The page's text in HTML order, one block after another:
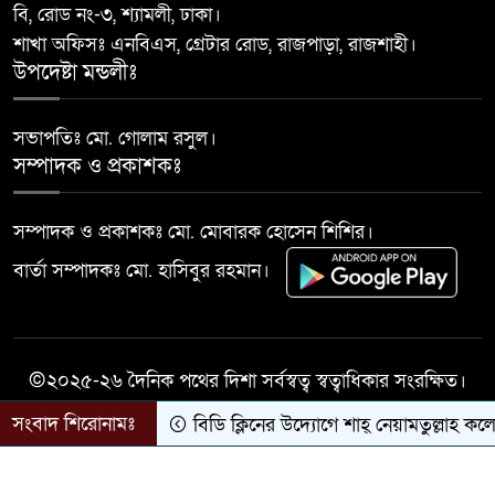
বাঘায় পুলিশ পরিচয়ে চাঁদাবাজির
অভিযোগে ২ ভুয়া পুলিশকে গণপিটুনির
১০
বি, রোড নং-৩, শ্যামলী, ঢাকা।
শাখা অফিসঃ এনবিএস, গ্রেটার রোড, রাজপাড়া, রাজশাহী।
উপদেষ্টা মন্ডলীঃ
সভাপতিঃ মো. গোলাম রসুল।
সম্পাদক ও প্রকাশকঃ
সম্পাদক ও প্রকাশকঃ মো. মোবারক হোসেন শিশির।
বার্তা সম্পাদকঃ মো. হাসিবুর রহমান।
©২০২৫-২৬ দৈনিক পথের দিশা সর্বস্বত্ব স্বত্বাধিকার সংরক্ষিত।
সকল কারিগরী সহযোগিতায়ঃSuccess Life IT
সংবাদ শিরোনামঃ বিডি ক্লিনের উদ্যোগে শাহ্ নেয়ামতুল্লাহ